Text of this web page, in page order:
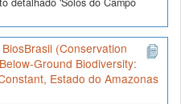
(Conservation
Ground Biodiversity:
Estado do Amazonas